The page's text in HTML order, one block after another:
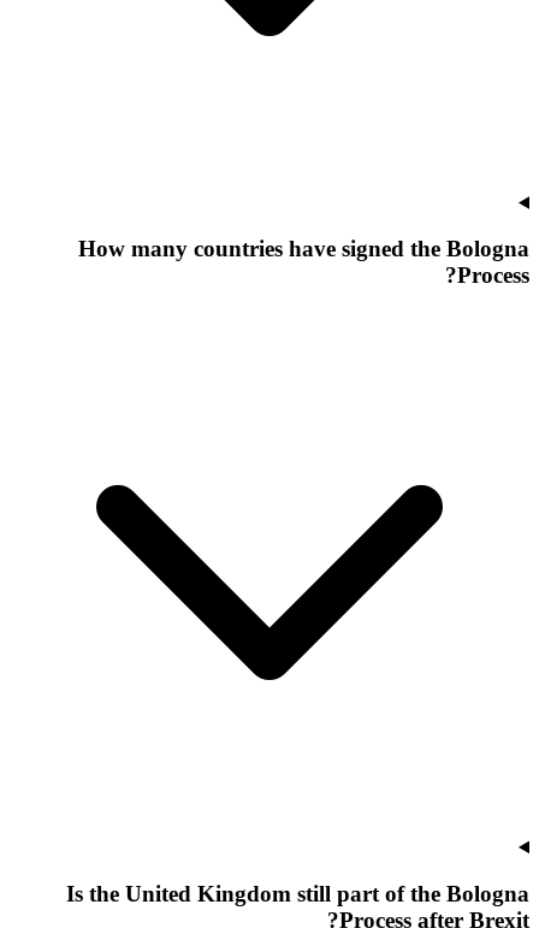
How many countries have signed the Bologna
Process?
Is the United Kingdom still part of the Bologna
Process after Brexit?